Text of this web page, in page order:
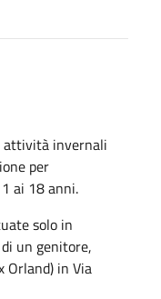
attività invernali
per
ai 18 anni.
solo in
un genitore,
Orland) in Via